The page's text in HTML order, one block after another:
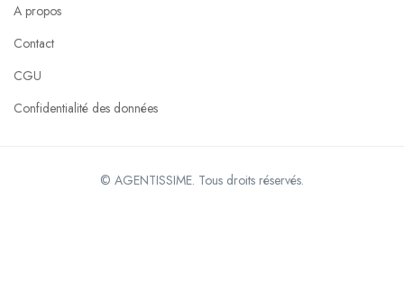
A propos
Contact
CGU
Confidentialité des données
© AGENTISSIME. Tous droits réservés.